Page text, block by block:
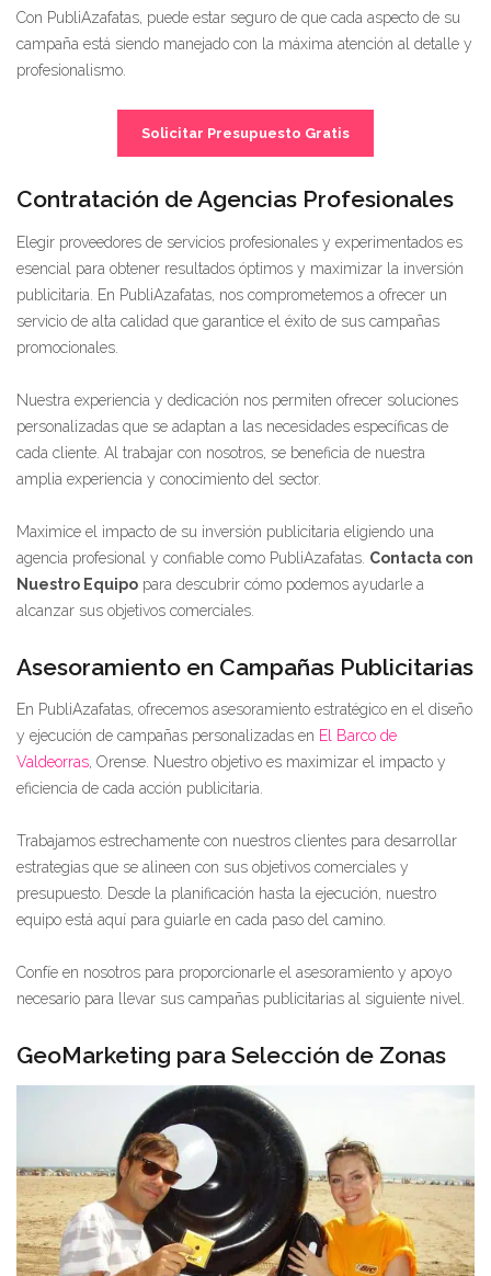
Con PubliAzafatas, puede estar seguro de que cada aspecto de su
campaña está siendo manejado con la máxima atención al detalle y
profesionalismo.
Solicitar Presupuesto Gratis
Contratación de Agencias Profesionales
Elegir proveedores de servicios profesionales y experimentados es
esencial para obtener resultados óptimos y maximizar la inversión
publicitaria. En PubliAzafatas, nos comprometemos a ofrecer un
servicio de alta calidad que garantice el éxito de sus campañas
promocionales.
Nuestra experiencia y dedicación nos permiten ofrecer soluciones
personalizadas que se adaptan a las necesidades específicas de
cada cliente. Al trabajar con nosotros, se beneficia de nuestra
amplia experiencia y conocimiento del sector.
Maximice el impacto de su inversión publicitaria eligiendo una
agencia profesional y confiable como PubliAzafatas. Contacta con
Nuestro Equipo para descubrir cómo podemos ayudarle a
alcanzar sus objetivos comerciales.
Asesoramiento en Campañas Publicitarias
En PubliAzafatas, ofrecemos asesoramiento estratégico en el diseño
y ejecución de campañas personalizadas en El Barco de
Valdeorras , Orense. Nuestro objetivo es maximizar el impacto y
eficiencia de cada acción publicitaria.
Trabajamos estrechamente con nuestros clientes para desarrollar
estrategias que se alineen con sus objetivos comerciales y
presupuesto. Desde la planificación hasta la ejecución, nuestro
equipo está aquí para guiarle en cada paso del camino.
Confíe en nosotros para proporcionarle el asesoramiento y apoyo
necesario para llevar sus campañas publicitarias al siguiente nivel.
GeoMarketing para Selección de Zonas